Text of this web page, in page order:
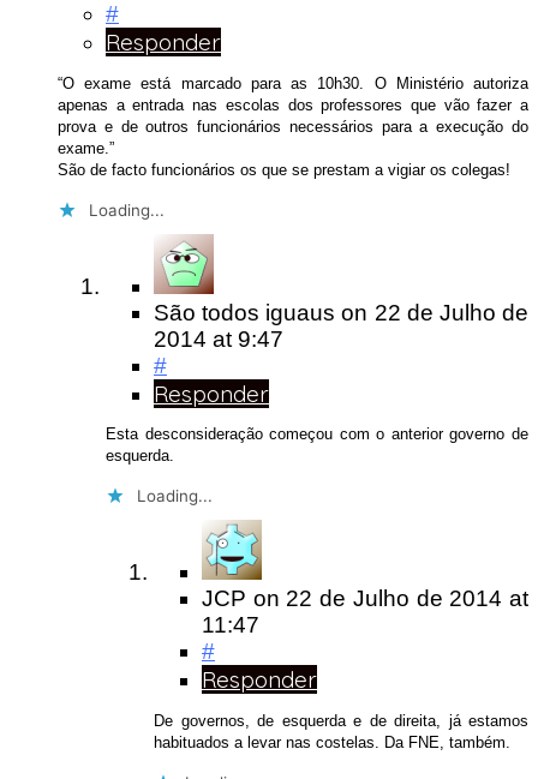
#
Responder
“O exame está marcado para as 10h30. O Ministério autoriza
apenas a entrada nas escolas dos professores que vão fazer a
prova e de outros funcionários necessários para a execução do
exame.”
São de facto funcionários os que se prestam a vigiar os colegas!
Loading...
São todos iguaus on 22 de Julho de
2014 at 9:47
#
Responder
Esta desconsideração começou com o anterior governo de
esquerda.
Loading...
JCP on 22 de Julho de 2014at
11:47
#
Responder
De governos, de esquerda e de direita, já estamos
habituados a levar nas costelas. Da FNE, também.